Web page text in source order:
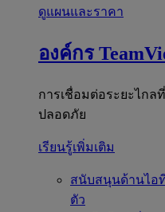
ดูแผนและราคา
องค์กร
การเชื่อมต่อระยะไกล
ปลอดภัย
เรียนรู้เพิ่มเติม
สนับสนุนด้านไอ
ตัว